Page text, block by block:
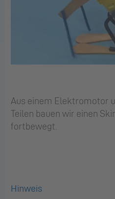
Aus einem Elektromotor
Teilen bauen wir einen
fortbewegt.
Hinweis